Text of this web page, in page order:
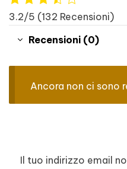
3.2/5 (132 Recensioni)
Recensioni (0)
Ancora non ci sono
Il tuo indirizzo email